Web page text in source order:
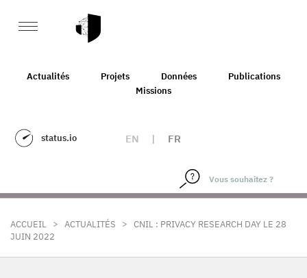
Actualités Projets Données
Publications
Missions
status.io EN | FR
ACCUEIL > ACTUALITÉS > CNIL : PRIVACY RESEARCH DAY LE 28
JUIN 2022